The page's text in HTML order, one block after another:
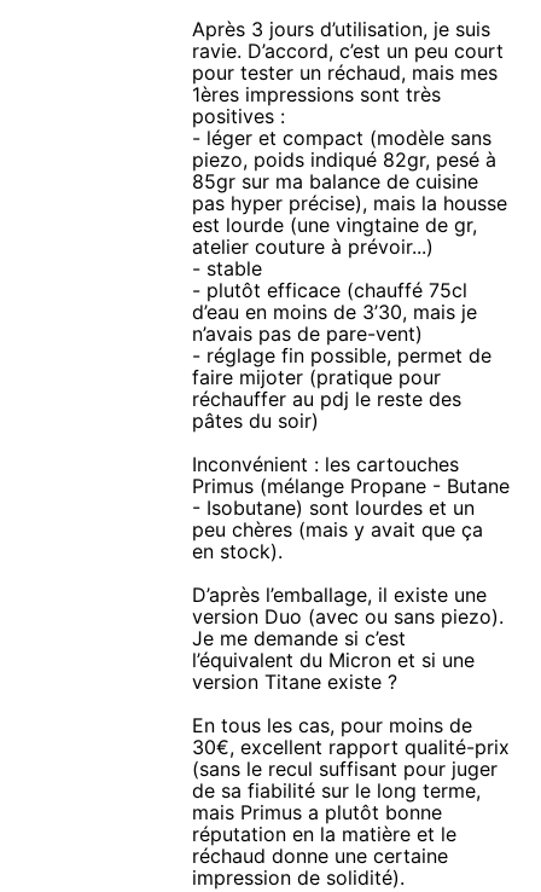
Après 3 jours d’utilisation, je suis
ravie. D’accord, c’est un peu court
pour tester un réchaud, mais mes
1ères impressions sont très
positives :
- léger et compact (modèle sans
piezo, poids indiqué 82gr, pesé à
85gr sur ma balance de cuisine
pas hyper précise), mais la housse
est lourde (une vingtaine de gr,
atelier couture à prévoir...)
- stable
- plutôt efficace (chauffé 75cl
d’eau en moins de 3’30, mais je
n’avais pas de pare-vent)
- réglage fin possible, permet de
faire mijoter (pratique pour
réchauffer au pdj le reste des
pâtes du soir)
Inconvénient : les cartouches
Primus (mélange Propane - Butane
- Isobutane) sont lourdes et un
peu chères (mais y avait que ça
en stock).
D’après l’emballage, il existe une
version Duo (avec ou sans piezo).
Je me demande si c’est
l’équivalent du Micron et si une
version Titane existe ?
En tous les cas, pour moins de
30€, excellent rapport qualité-prix
(sans le recul suffisant pour juger
de sa fiabilité sur le long terme,
mais Primus a plutôt bonne
réputation en la matière et le
réchaud donne une certaine
impression de solidité).